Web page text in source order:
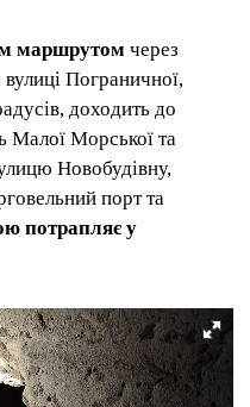
маршрутом через
Пограничної,
доходить до
Малої Морської та
Новобудівну,
порт та
потрапляє у